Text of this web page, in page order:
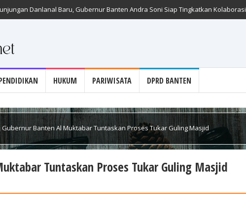
Danlanal Baru, Gubernur Banten Andra Soni Siap Tingkatkan Kolaborasi
HUKUM PARIWISATA DPRD BANTEN
Gubernur Banten Al Muktabar Tuntaskan Proses Tukar Guling Masjid
Tuntaskan Proses Tukar Guling Masjid